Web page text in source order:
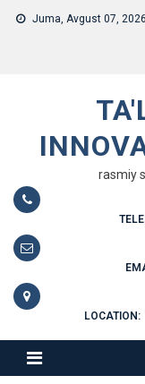
Juma, Avgust 07, 2026
rasmiy
LOCATION: